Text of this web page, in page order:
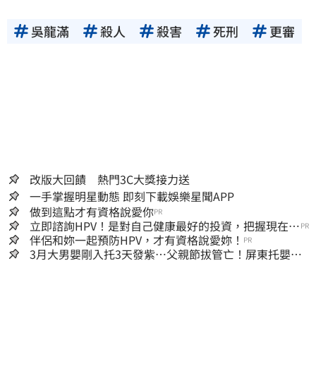
吳龍滿 殺人 殺害 死刑 更審
改版大回饋 熱門3C大獎接力送
一手掌握明星動態 即刻下載娛樂星聞APP
做到這點才有資格說愛你PR
立即諮詢HPV！是對自己健康最好的投資，把握現在不
嫌晚！
PR
伴侶和妳一起預防HPV，才有資格說愛妳！ PR
3月大男嬰剛入托3天發紫…父親節拔管亡！屏東托嬰中